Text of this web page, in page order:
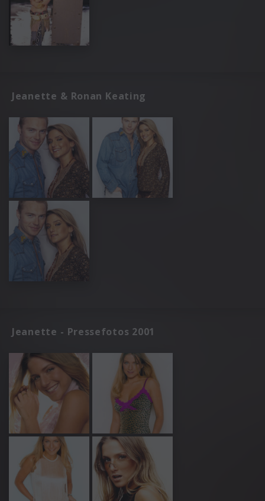
Jeanette & Ronan Keating
Jeanette - Pressefotos 2001